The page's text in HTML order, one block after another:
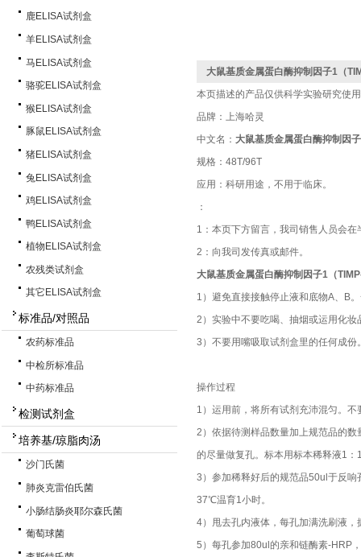
鹿ELISA试剂盒
羊ELISA试剂盒
马ELISA试剂盒
骆驼ELISA试剂盒
猴ELISA试剂盒
豚鼠ELISA试剂盒
猪ELISA试剂盒
兔ELISA试剂盒
鸡ELISA试剂盒
鸭ELISA试剂盒
植物ELISA试剂盒
农残类试剂盒
其它ELISA试剂盒
标准品/对照品
农药标准品
中检所标准品
中药标准品
检测试剂盒
培养基/琼脂肉汤
沙门氏菌
肺炎克雷伯氏菌
小肠结肠炎耶尔森氏菌
葡萄球菌
大鼠基质金属蛋白酶抑制因子1（
本页描述的产品仅供科学实验研究使
品牌：上海哈灵
中文名： 大鼠基质金属蛋白酶抑制因
规格：48T/96T
应用：科研用途，不用于临床。
：
1：本页下方留言，我司销售人员会在
2：向我司发传真或邮件。
大鼠基质金属蛋白酶抑制因子1（
1）避免直接接触停止液和底物A、B
2）实验中不要吃喝、抽烟或运用化妆
3）不要用嘴吸取试剂盒里的任何成份
操作过程
1）运用前，将所有试剂充沛混匀。
2）依据待测样品数量加上规范品的
的尽量做复孔。标本用标本稀释液1
3）参加稀释好后的规范品50ul于反
37℃温育1小时。
4）甩去孔内液体，每孔加满洗刷液
5）每孔参加80ul的亲和链酶素-HRP